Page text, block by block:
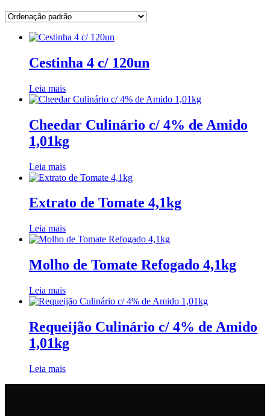
Cestinha 4 c/ 120un
Leia mais
Cheedar Culinário c/ 4% de Amido
1,01kg
Leia mais
Extrato de Tomate 4,1kg
Leia mais
Molho de Tomate Refogado 4,1kg
Leia mais
Requeijão Culinário c/ 4% de Amido
1,01kg
Leia mais